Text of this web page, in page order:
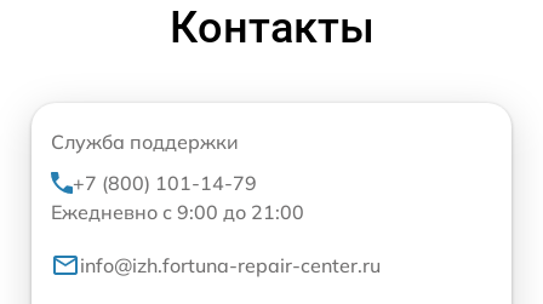
Контакты
Служба поддержки
+7 (800) 101-14-79
Ежедневно с 9:00 до 21:00
info@izh.fortuna-repair-center.ru